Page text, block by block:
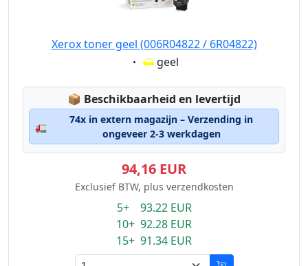
Xerox toner geel (006R04822 / 6R04822)
Eigenschaft:
geel
📦 Lagerstatus:
Beschikbaarheid en levertijd
🚛
74x in extern magazijn – Verzending in
ongeveer 2-3 werkdagen
94,16 EUR
Exclusief BTW, plus verzendkosten
5+ 93.22 EUR
10+ 92.28 EUR
15+ 91.34 EUR